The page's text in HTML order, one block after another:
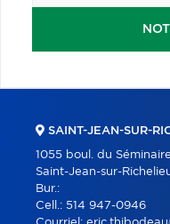
SAINT-JEAN-SUR-
1055 boul. du
Saint-Jean-sur-
Bur.:
Cell.: 514 947-0946